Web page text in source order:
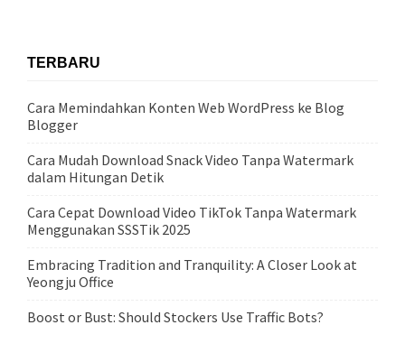
TERBARU
Cara Memindahkan Konten Web WordPress ke Blog
Blogger
Cara Mudah Download Snack Video Tanpa Watermark
dalam Hitungan Detik
Cara Cepat Download Video TikTok Tanpa Watermark
Menggunakan SSSTik 2025
Embracing Tradition and Tranquility: A Closer Look at
Yeongju Office
Boost or Bust: Should Stockers Use Traffic Bots?